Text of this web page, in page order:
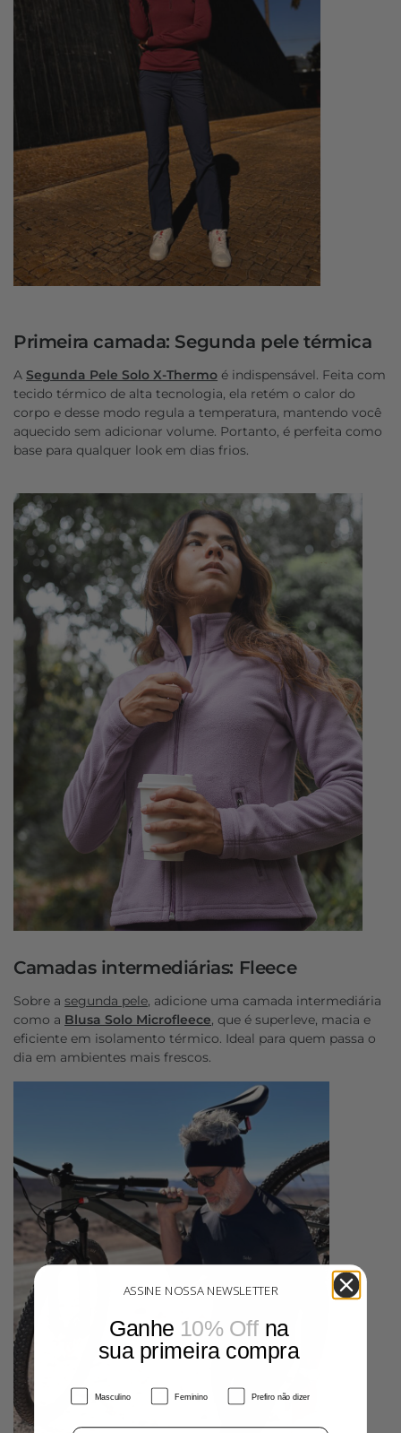
Primeira camada: Segunda pele térmica
ASegunda Pele Solo X-Thermo é indispensável. Feita com
tecido térmico de alta tecnologia, ela retém o calor do
corpo e desse modo regula a temperatura, mantendo você
aquecido sem adicionar volume. Portanto, é perfeita como
base para qualquer look em dias frios.
Camadas intermediárias: Fleece
Sobre asegunda pele, adicione uma camada intermediária
como a Blusa Solo Microfleece, que é superleve, macia e
eficiente em isolamento térmico. Ideal para quem passa o
dia em ambientes mais frescos.
ASSINE NOSSA NEWSLETTER
Ganhe 10% Off​ na
sua primeira compra
Gênero
Masculino Feminino Prefiro não dizer
Email